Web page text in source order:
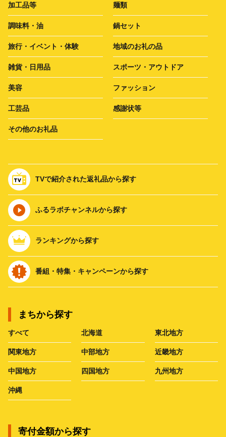
加工品等 麺類
調味料・油 鍋セット
旅行・イベント・体験 地域のお礼の品
雑貨・日用品 スポーツ・アウトドア
美容 ファッション
工芸品 感謝状等
その他のお礼品
TVで紹介された返礼品から探す
ふるラボチャンネルから探す
ランキングから探す
番組・特集・キャンペーンから探す
まちから探す
すべて 北海道 東北地方
関東地方 中部地方 近畿地方
中国地方 四国地方 九州地方
沖縄
寄付金額から探す